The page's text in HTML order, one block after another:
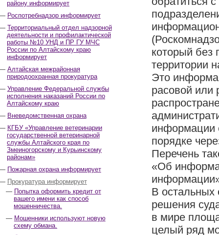
району информирует
Роспотребнадзор информирует
Территориальный отдел надзорной
деятельности и профилактической
работы №10 УНД и ПР ГУ МЧС
России по Алтайскому краю
информирует
Алтайская межрайонная
природоохранная прокуратура
Управление Федеральной службы
исполнения наказаний России по
Алтайскому краю
Вневедомственная охрана
КГБУ «Управление ветеринарии
государственной ветеринарной
службы Алтайского края по
Змеиногорскому и Курьинскому
районам»
Пожарная охрана информирует
Прокуратура информирует
Попытка оформить кредит от
вашего имени как способ
мошенничества.
Мошенники используют новую
схему обмана.
который без
территории
Это
расовой или
информации
порядке
Перечень
«Об
В остальных
решения
в мире
целый ряд